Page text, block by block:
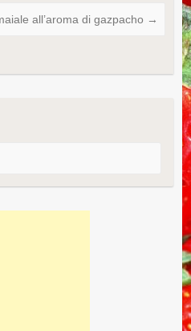
all’aroma di gazpacho →